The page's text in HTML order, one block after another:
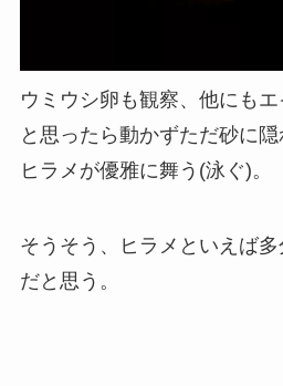
ウミウシ卵も観察、他にもエ
と思ったら動かずただ砂に隠
ヒラメが優雅に舞う(泳ぐ)。
そうそう、ヒラメといえば
だと思う。